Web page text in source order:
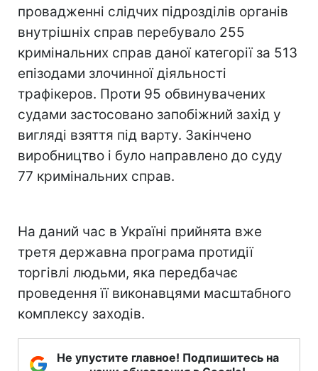
провадженні слідчих підрозділів органів
внутрішніх справ перебувало 255
кримінальних справ даної категорії за 513
епізодами злочинної діяльності
трафікеров. Проти 95 обвинувачених
судами застосовано запобіжний захід у
вигляді взяття під варту. Закінчено
виробництво і було направлено до суду
77 кримінальних справ.
На даний час в Україні прийнята вже
третя державна програма протидії
торгівлі людьми, яка передбачає
проведення її виконавцями масштабного
комплексу заходів.
Не упустите главное! Подпишитесь на